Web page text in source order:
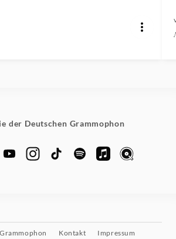
der Deutschen Grammophon
Kontakt Impressum